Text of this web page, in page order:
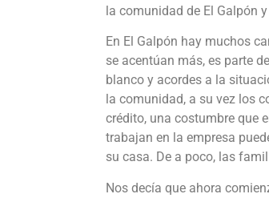
la comunidad de El Galpón
En El Galpón hay muchos
se acentúan más, es parte
blanco y acordes a la
la comunidad, a su vez los
crédito, una costumbre que
trabajan en la empresa
su casa. De a poco, las
Nos decía que ahora